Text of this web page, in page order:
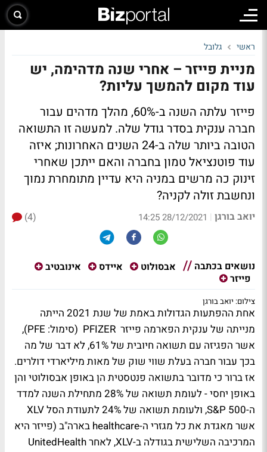
ראשי גלובל
מניית פייזר – אחרי שנה מדהימה, יש
עוד מקום להמשך עליות?
פייזר עלתה השנה ב-60%, מהלך מדהים עבור
חברה ענקית בסדר גודל שלה. למעשה זו התשואה
הטובה ביותר שלה ב-24 השנים האחרונות; איזה
עוד פוטנציאל טמון בחברה והאם ייתכן שאחרי
זינוק כה מרשים במניה היא עדיין מתומחרת נמוך
ונחשבת זולה לקניה?
יואב בורגן |
28/12/2021 14:25
(4)
נושאים בכתבה אבסולוט איידס
אינובטיב
פייזר
צילום: יואב בורגן
אחת ההפתעות הגדולות באמת של שנת 2021 הייתה
מנייתה של ענקית הפארמה פייזר PFIZER (סימול: PFE),
אשר הפגיזה עם תשואה חיובית של 61%, לא דבר של מה
בכך עבור חברה בעלת שווי שוק של מאות מיליארדי דולרים.
אז ברור כי מדובר בתשואה פנטסטית הן באופן אבסולוטי והן
באופן יחסי - לעומת תשואה של 28% מתחילת השנה למדד
ה-S&P 500, ולעומת תשואה של 24% לתעודת הסל XLV
אשר מאגדת את כל מגזרי ה-healthcare בארה"ב (פייזר היא
המרכיבה השלישית בגודלה ב-XLV, לאחר UnitedHealth